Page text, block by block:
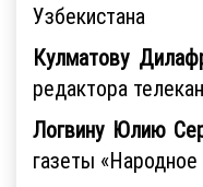
Узбекистана
Кулматову
редактора
Логвину Юлию
газеты «Народное